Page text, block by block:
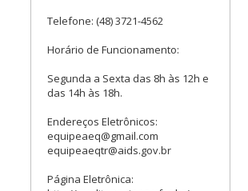
Telefone: (48) 3721-4562
Horário de Funcionamento:
Segunda a Sexta das 8h às 12h e
das 14h às 18h.
Endereços Eletrônicos:
equipeaeq@gmail.com
equipeaeqtr@aids.gov.br
Página Eletrônica: